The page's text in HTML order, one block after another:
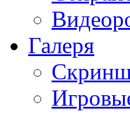
Галеря